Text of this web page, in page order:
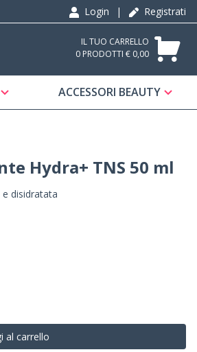
Login | Registrati
IL TUO CARRELLO
0 PRODOTTI € 0,00
ACCESSORI BEAUTY
Hydra+ TNS 50 ml
disidratata
al carrello